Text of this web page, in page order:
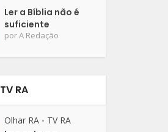
Ler a Bíblia não é
suficiente
porA Redação
TV RA
Olhar RA • TV RA